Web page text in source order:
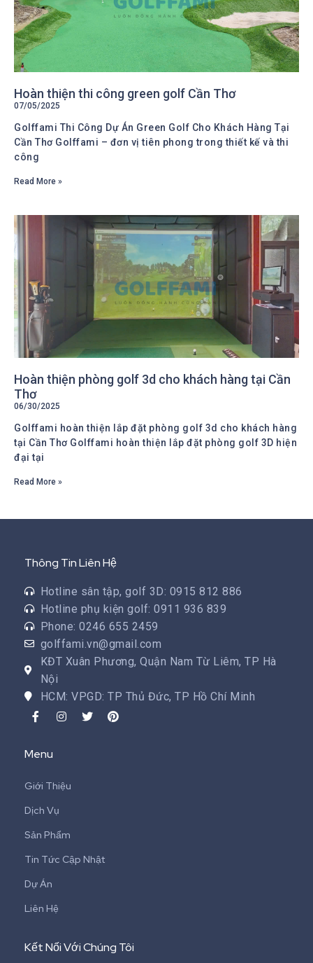
Hoàn thiện thi công green golf Cần Thơ
07/05/2025
Golffami Thi Công Dự Án Green Golf Cho Khách Hàng Tại
Cần Thơ Golffami – đơn vị tiên phong trong thiết kế và thi
công
Read More »
Hoàn thiện phòng golf 3d cho khách hàng tại Cần
Thơ
06/30/2025
Golffami hoàn thiện lắp đặt phòng golf 3d cho khách hàng
tại Cần Thơ Golffami hoàn thiện lắp đặt phòng golf 3D hiện
đại tại
Read More »
Thông Tin Liên Hệ
Hotline sân tập, golf 3D: 0915 812 886
Hotline phụ kiện golf: 0911 936 839
Phone: 0246 655 2459
golffami.vn@gmail.com
KĐT Xuân Phương, Quận Nam Từ Liêm, TP Hà
Nội
HCM: VPGD: TP Thủ Đức, TP Hồ Chí Minh
Menu
Giới Thiệu
Dịch Vụ
Sản Phẩm
Tin Tức Cập Nhật
Dự Án
Liên Hệ
Kết Nối Với Chúng Tôi